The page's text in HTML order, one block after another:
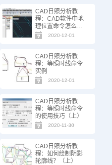
CAD日照分析教
程：CAD软件中地
理位置命令怎么
用？
2020-12-01
CAD日照分析教
程：等照时线命令
实例
2020-12-01
CAD日照分析教
程：等照时线命令
的使用技巧（上）
2020-11-30
CAD日照分析教
程：如何绘制阴影
轮廓线？（上）